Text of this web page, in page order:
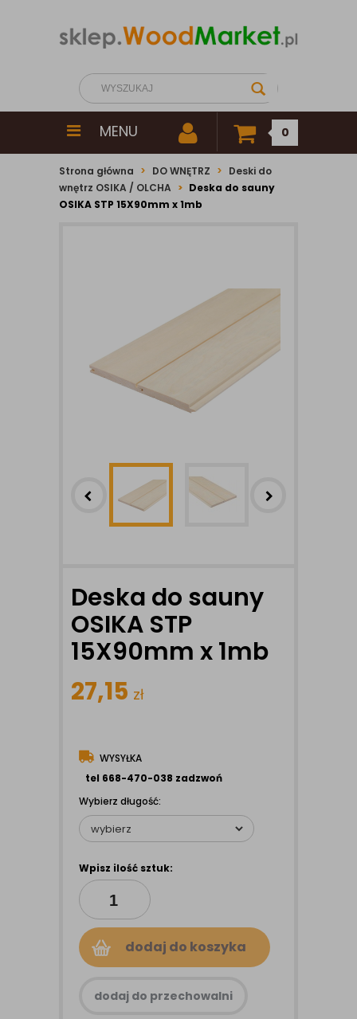
MENU 0
Strona główna DO WNĘTRZ
Deski do
wnętrz OSIKA / OLCHA
Deska do sauny
OSIKA STP 15X90mm x 1mb
Deska do sauny
OSIKA STP
15X90mm x 1mb
27,15 zł
WYSYŁKA
tel 668-470-038 zadzwoń
Wybierz długość:
Wpisz ilość sztuk:
dodaj do koszyka
dodaj do przechowalni